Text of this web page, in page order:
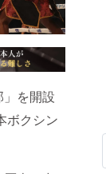
」を開設
ボクシン